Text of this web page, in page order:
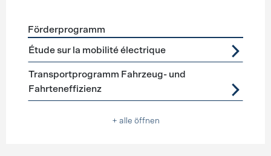
Förderprogramme Mobilitätsmanagement
Förderprogramm
Étude sur la mobilité électrique
Transportprogramm Fahrzeug- und
Fahrteneffizienz
+ alle öffnen